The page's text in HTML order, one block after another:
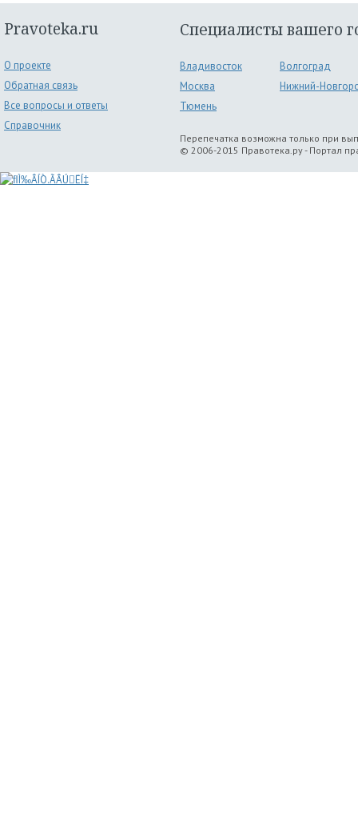
Pravoteka.ru
О проекте
Обратная связь
Все вопросы и ответы
Справочник
Специалисты вашего
Владивосток
Волгоград
Москва
Нижний-
Тюмень
Перепечатка возможна только при
© 2006-2015 Правотека.ру - Портал